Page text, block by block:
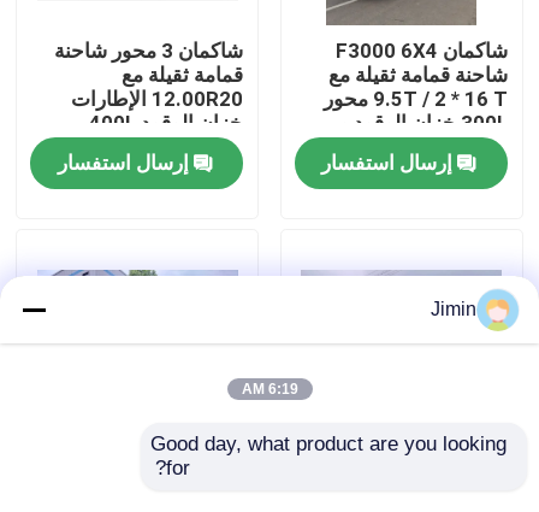
جولة في المعمل
رقابة جودة
اتصل بنا
أخبار
اطلب اقتباس
شاكمان F3000 6X4
شاحنة قمامة ثقيلة مع
9.5T / 2 * 16 T محور
300L خزان الوقود و
3775 + 1400 مم قاعدة
العجلاتإرسال استفسار
شاكمان 3 محور شاحنة
قمامة ثقيلة مع
12.00R20 الإطارات
خزان الوقود 400L
وتحويل يدوي 430HP
يورو 2 25 طن
إرسال استفسار
Jimin
6:19 AM
Good day, what product are you looking
for?